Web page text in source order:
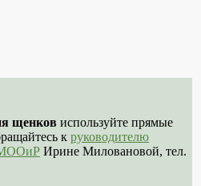
щенков используйте прямые
к руководителю
МООиР Ирине Миловановой, тел.